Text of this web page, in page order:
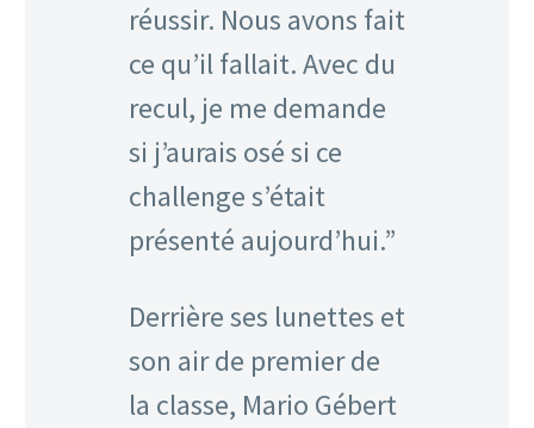
réussir. Nous avons fait
ce qu’il fallait. Avec du
recul, je me demande
si j’aurais osé si ce
challenge s’était
présenté aujourd’hui.”
Derrière ses lunettes et
son air de premier de
la classe, Mario Gébert